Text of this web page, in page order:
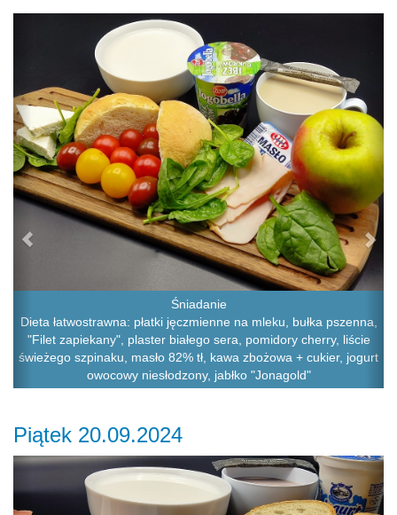
Śniadanie
Dieta łatwostrawna: płatki jęczmienne na mleku, bułka pszenna,
"Filet zapiekany", plaster białego sera, pomidory cherry, liście
świeżego szpinaku, masło 82% tł, kawa zbożowa + cukier, jogurt
owocowy niesłodzony, jabłko "Jonagold"
Piątek 20.09.2024
Previous